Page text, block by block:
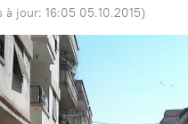
à jour: 16:05 05.10.2015)